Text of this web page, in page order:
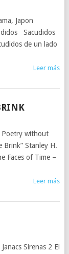
Japon
Sacudidos
de un lado
Leer más
Poetry without
Brink” Stanley H.
Faces of Time –
Leer más
Sirenas 2 El